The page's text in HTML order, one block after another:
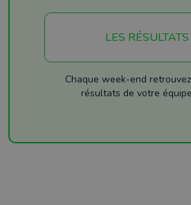
LES RÉSULTATS
Chaque week-end
résultats de votre